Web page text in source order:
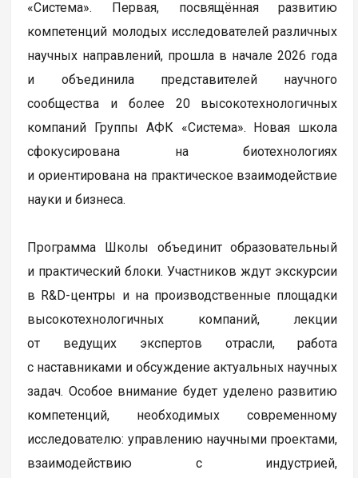
«Система». Первая, посвящённая развитию
компетенций молодых исследователей различных
научных направлений, прошла в начале 2026 года
и объединила представителей научного
сообщества и более 20 высокотехнологичных
компаний Группы АФК «Система». Новая школа
сфокусирована на биотехнологиях
и ориентирована на практическое взаимодействие
науки и бизнеса.
Программа Школы объединит образовательный
и практический блоки. Участников ждут экскурсии
в R&D-центры и на производственные площадки
высокотехнологичных компаний, лекции
от ведущих экспертов отрасли, работа
с наставниками и обсуждение актуальных научных
задач. Особое внимание будет уделено развитию
компетенций, необходимых современному
исследователю: управлению научными проектами,
взаимодействию с индустрией,